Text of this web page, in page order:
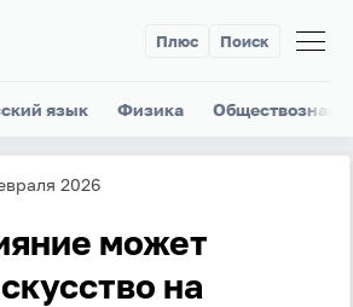
Плюс Поиск
язык Физика
2026
может
на